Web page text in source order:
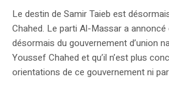
Le destin de Samir Taieb est
Chahed. Le parti Al-Massar a annoncé
désormais du gouvernement d’union
Youssef Chahed et qu’il n’est plus
orientations de ce gouvernement ni